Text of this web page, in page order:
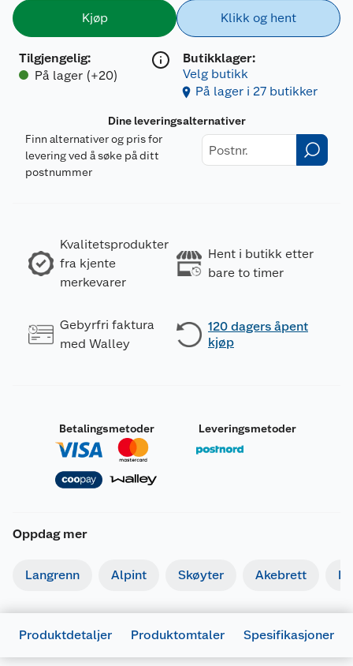
Kjøp
Tilgjengelig:
På lager (+20)
Klikk og hent
Butikklager:
Velg butikk
På lager i 27 butikker
Dine leveringsalternativer
Finn alternativer og pris for
levering ved å søke på ditt
postnummer
Kvalitetsprodukter
fra kjente
merkevarer
Hent i butikk etter
bare to timer
Gebyrfri faktura
med Walley
120 dagers åpent
kjøp
Betalingsmetoder Leveringsmetoder
Oppdag mer
Langrenn Alpint Skøyter Akebrett
Produktdetaljer Produktomtaler Spesifikasjoner